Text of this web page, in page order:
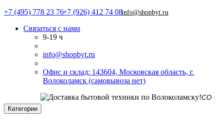
+7 (495) 778 23 76+7 (926) 412 74 08info@shopbyt.ru
Связаться с нами
9-19 ч
info@shopbyt.ru
Офис и склад: 143604, Московская область, г.
Волоколамск (самовывоза нет)
СО
Категории